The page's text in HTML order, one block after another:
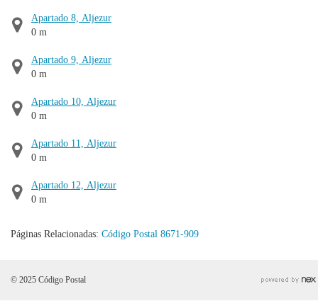
Apartado 8, Aljezur
0 m
Apartado 9, Aljezur
0 m
Apartado 10, Aljezur
0 m
Apartado 11, Aljezur
0 m
Apartado 12, Aljezur
0 m
Páginas Relacionadas: Código Postal 8671-909
© 2025 Código Postal